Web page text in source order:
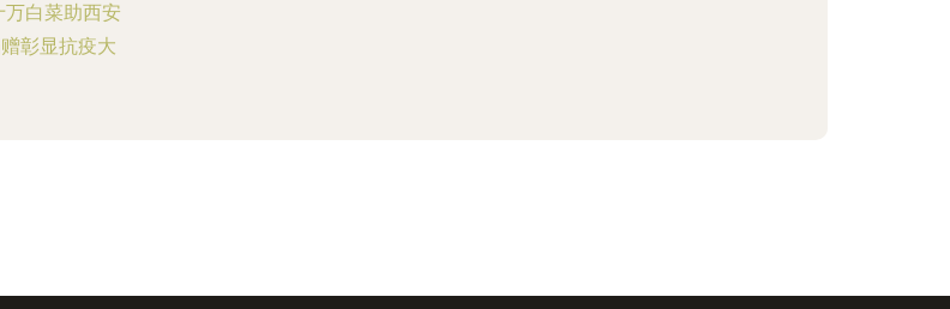
白菜助西安
彰显抗疫大